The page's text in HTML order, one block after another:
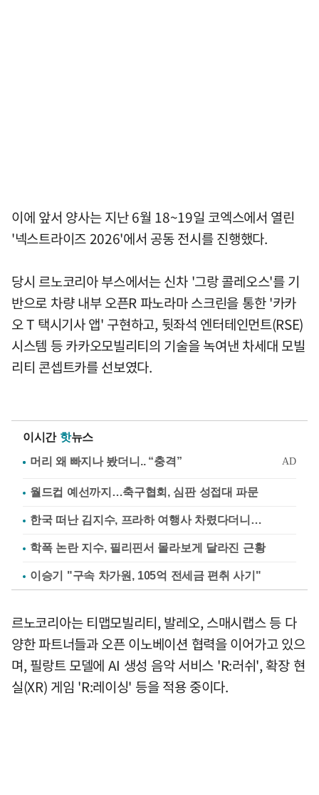
이에 앞서 양사는 지난 6월 18~19일 코엑스에서 열린
'넥스트라이즈 2026'에서 공동 전시를 진행했다.
당시 르노코리아 부스에서는 신차 '그랑 콜레오스'를 기
반으로 차량 내부 오픈R 파노라마 스크린을 통한 '카카
오 T 택시기사 앱' 구현하고, 뒷좌석 엔터테인먼트(RSE)
시스템 등 카카오모빌리티의 기술을 녹여낸 차세대 모빌
리티 콘셉트카를 선보였다.
이시간 핫뉴스
월드컵 예선까지…축구협회, 심판 성접대 파문
한국 떠난 김지수, 프라하 여행사 차렸다더니…
학폭 논란 지수, 필리핀서 몰라보게 달라진 근황
이승기 "구속 차가원, 105억 전세금 편취 사기"
르노코리아는 티맵모빌리티, 발레오, 스매시랩스 등 다
양한 파트너들과 오픈 이노베이션 협력을 이어가고 있으
며, 필랑트 모델에 AI 생성 음악 서비스 'R:러쉬', 확장 현
실(XR) 게임 'R:레이싱' 등을 적용 중이다.